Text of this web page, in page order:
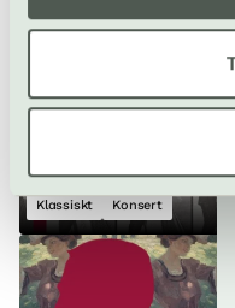
Klassiskt Konsert